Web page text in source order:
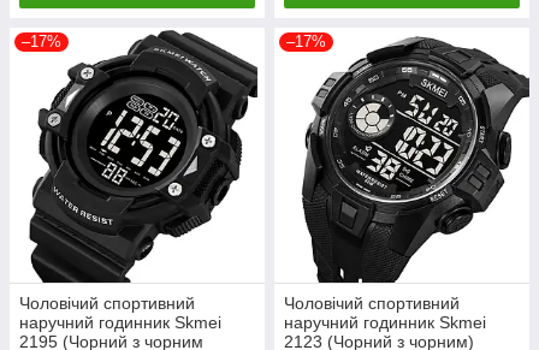
–17%
Чоловічий спортивний
наручний годинник Skmei
2195 (Чорний з чорним
–17%
Чоловічий спортивний
наручний годинник Skmei
2123 (Чорний з чорним)